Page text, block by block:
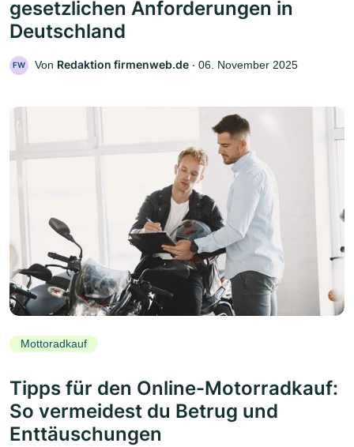
gesetzlichen Anforderungen in
Deutschland
FW Von Redaktion firmenweb.de ‧ 06. November 2025
Mottoradkauf
Tipps für den Online-Motorradkauf:
So vermeidest du Betrug und
Enttäuschungen